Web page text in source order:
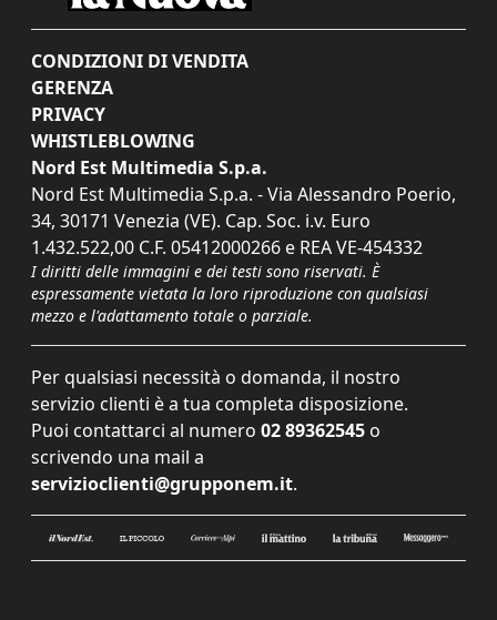
CONDIZIONI DI VENDITA
GERENZA
PRIVACY
WHISTLEBLOWING
Nord Est Multimedia S.p.a.
Nord Est Multimedia S.p.a. - Via Alessandro Poerio,
34, 30171 Venezia (VE). Cap. Soc. i.v. Euro
1.432.522,00 C.F. 05412000266 e REA VE-454332
I diritti delle immagini e dei testi sono riservati. È
espressamente vietata la loro riproduzione con qualsiasi
mezzo e l'adattamento totale o parziale.
Per qualsiasi necessità o domanda, il nostro
servizio clienti è a tua completa disposizione.
Puoi contattarci al numero 02 89362545 o
scrivendo una mail a
servizioclienti@grupponem.it.